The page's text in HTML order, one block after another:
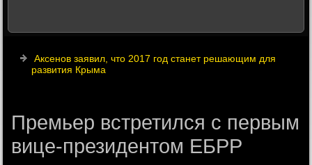
Аксенов заявил, что 2017 год станет решающим для
развития Крыма
Премьер встретился с первым
вице-президентом ЕБРР